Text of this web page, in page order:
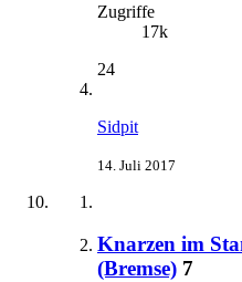
Zugriffe
17k
24
Sidpit
14. Juli 2017
Knarzen im
(Bremse) 7